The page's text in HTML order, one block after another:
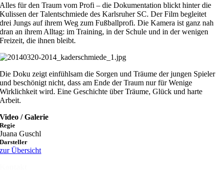
Alles für den Traum vom Profi – die Dokumentation blickt hinter die
Kulissen der Talentschmiede des Karlsruher SC. Der Film begleitet
drei Jungs auf ihrem Weg zum Fußballprofi. Die Kamera ist ganz nah
dran an ihrem Alltag: im Training, in der Schule und in der wenigen
Freizeit, die ihnen bleibt.
Die Doku zeigt einfühlsam die Sorgen und Träume der jungen Spieler
und beschönigt nicht, dass am Ende der Traum nur für Wenige
Wirklichkeit wird. Eine Geschichte über Träume, Glück und harte
Arbeit.
Video / Galerie
Regie
Juana Guschl
Darsteller
zur Übersicht